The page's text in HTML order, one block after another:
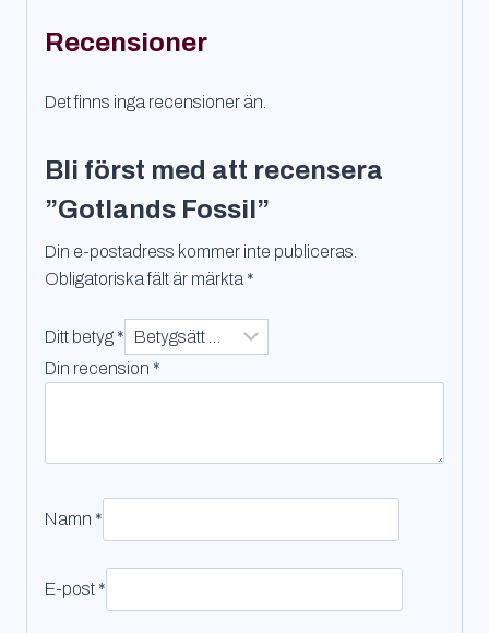
Recensioner
Det finns inga recensioner än.
Bli först med att recensera
”Gotlands Fossil”
Din e-postadress kommer inte publiceras.
Obligatoriska fält är märkta *
Ditt betyg *
Din recension *
Namn *
E-post *